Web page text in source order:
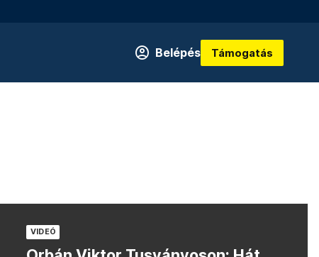
Belépés Támogatás
VIDEÓ